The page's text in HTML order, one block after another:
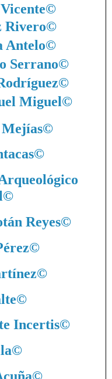
©
Rivero©
Antelo©
Serrano©
©
Miguel©
©
©
©
Reyes©
©
©
©
Incertis©
©